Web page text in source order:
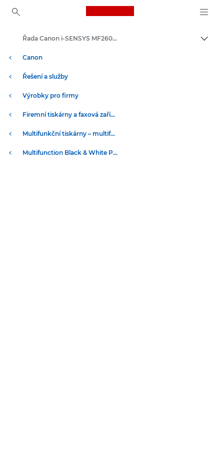
Canon Logo, back to
Canon
Řešení a služby
Výrobky pro firmy
Firemní tiskárny a faxová zařízení
Multifunkční tiskárny – multifunkční tiskárny
Multifunction Black & White Printers
Řada Canon i-SENSYS MF260 – multifunkční tiskárny